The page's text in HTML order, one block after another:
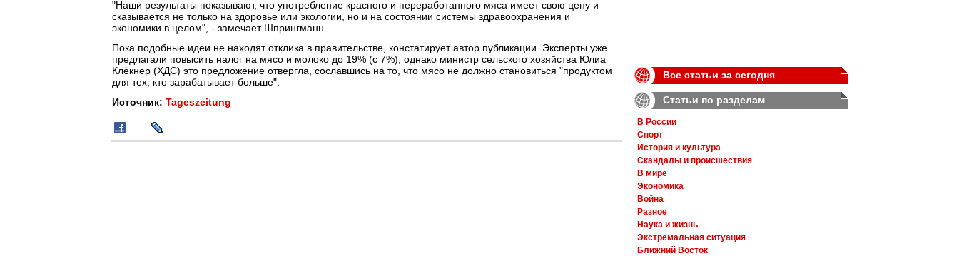
"Наши результаты показывают, что употребление красного и переработанного мяса имеет свою цену и
сказывается не только на здоровье или экологии, но и на состоянии системы здравоохранения и
экономики в целом", - замечает Шпрингманн.
Пока подобные идеи не находят отклика в правительстве, констатирует автор публикации. Эксперты уже
предлагали повысить налог на мясо и молоко до 19% (с 7%), однако министр сельского хозяйства Юлиа
Клёкнер (ХДС) это предложение отвергла, сославшись на то, что мясо не должно становиться "продуктом
для тех, кто зарабатывает больше".
Источник: Tageszeitung
Все статьи за сегодня
Статьи по разделам
В России
Спорт
История и культура
Скандалы и происшествия
В мире
Экономика
Война
Разное
Наука и жизнь
Экстремальная ситуация
Ближний Восток